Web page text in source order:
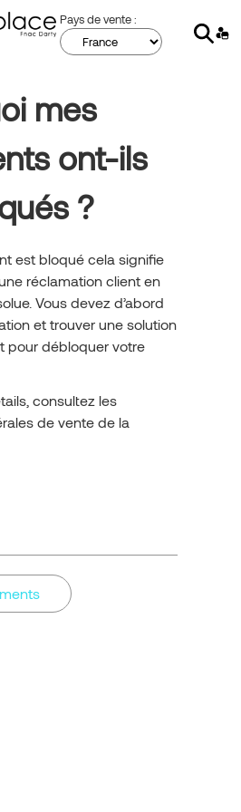
Pays de vente :
mes
ont-ils
?
est bloqué cela signifie
réclamation client en
Vous devez d’abord
et trouver une solution
pour débloquer votre
consultez les
de vente de la